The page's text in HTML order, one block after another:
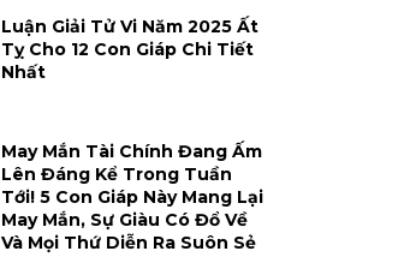
Luận Giải Tử Vi Năm 2025 Ất
Tỵ Cho 12 Con Giáp Chi Tiết
Nhất
May Mắn Tài Chính Đang Ấm
Lên Đáng Kể Trong Tuần
Tới! 5 Con Giáp Này Mang Lại
May Mắn, Sự Giàu Có Đổ Về
Và Mọi Thứ Diễn Ra Suôn Sẻ